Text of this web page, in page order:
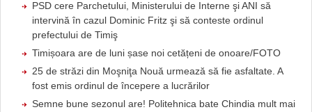
PSD cere Parchetului, Ministerului de Interne şi ANI să
intervină în cazul Dominic Fritz şi să conteste ordinul
prefectului de Timiş
Timișoara are de luni șase noi cetățeni de onoare/FOTO
25 de străzi din Moşniţa Nouă urmează să fie asfaltate. A
fost emis ordinul de începere a lucrărilor
Semne bune sezonul are! Politehnica bate Chindia mult mai